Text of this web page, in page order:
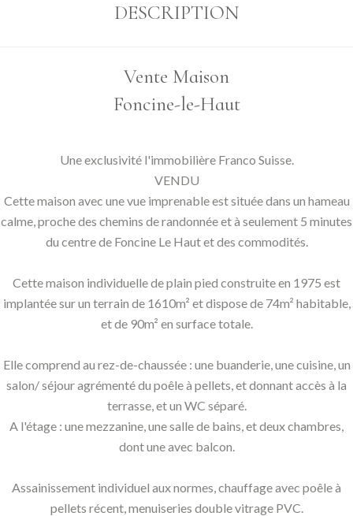
DESCRIPTION
Vente Maison
Foncine-le-Haut
Une exclusivité l'immobilière Franco Suisse.
VENDU
Cette maison avec une vue imprenable est située dans un hameau
calme, proche des chemins de randonnée et à seulement 5 minutes
du centre de Foncine Le Haut et des commodités.
Cette maison individuelle de plain pied construite en 1975 est
implantée sur un terrain de 1610m² et dispose de 74m² habitable,
et de 90m² en surface totale.
Elle comprend au rez-de-chaussée : une buanderie, une cuisine, un
salon/ séjour agrémenté du poêle à pellets, et donnant accès à la
terrasse, et un WC séparé.
A l'étage : une mezzanine, une salle de bains, et deux chambres,
dont une avec balcon.
Assainissement individuel aux normes, chauffage avec poêle à
pellets récent, menuiseries double vitrage PVC.